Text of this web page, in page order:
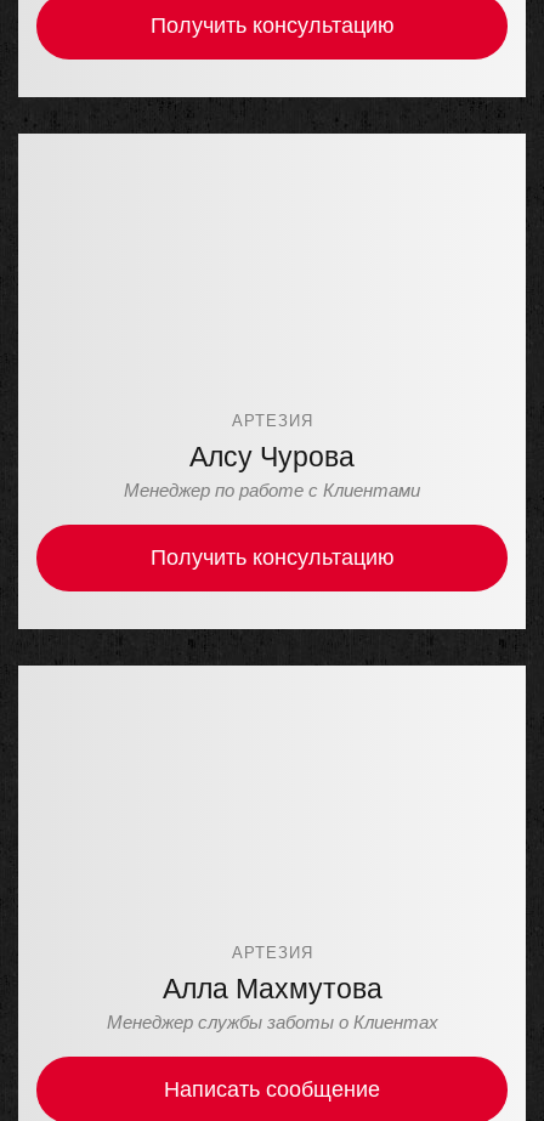
Получить консультацию
АРТЕЗИЯ
Алсу Чурова
Менеджер по работе с Клиентами
Получить консультацию
АРТЕЗИЯ
Алла Махмутова
Менеджер службы заботы о Клиентах
Написать сообщение